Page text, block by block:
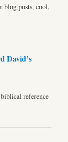
blog posts, cool,
David’s
reference